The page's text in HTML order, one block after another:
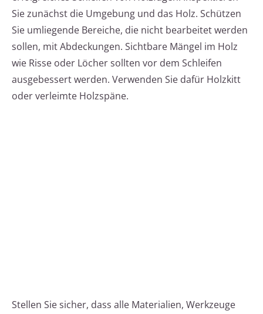
Sie zunächst die Umgebung und das Holz. Schützen
Sie umliegende Bereiche, die nicht bearbeitet werden
sollen, mit Abdeckungen. Sichtbare Mängel im Holz
wie Risse oder Löcher sollten vor dem Schleifen
ausgebessert werden. Verwenden Sie dafür Holzkitt
oder verleimte Holzspäne.
Stellen Sie sicher, dass alle Materialien, Werkzeuge